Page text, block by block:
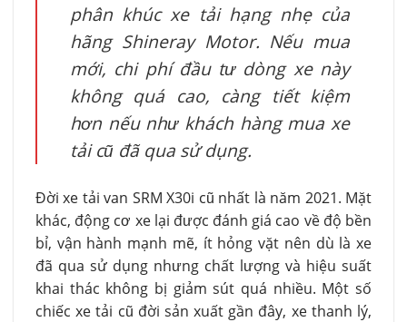
phân khúc xe tải hạng nhẹ của
hãng Shineray Motor. Nếu mua
mới, chi phí đầu tư dòng xe này
không quá cao, càng tiết kiệm
hơn nếu như khách hàng mua xe
tải cũ đã qua sử dụng.
Đời xe tải van SRM X30i cũ nhất là năm 2021. Mặt
khác, động cơ xe lại được đánh giá cao về độ bền
bỉ, vận hành mạnh mẽ, ít hỏng vặt nên dù là xe
đã qua sử dụng nhưng chất lượng và hiệu suất
khai thác không bị giảm sút quá nhiều. Một số
chiếc xe tải cũ đời sản xuất gần đây, xe thanh lý,